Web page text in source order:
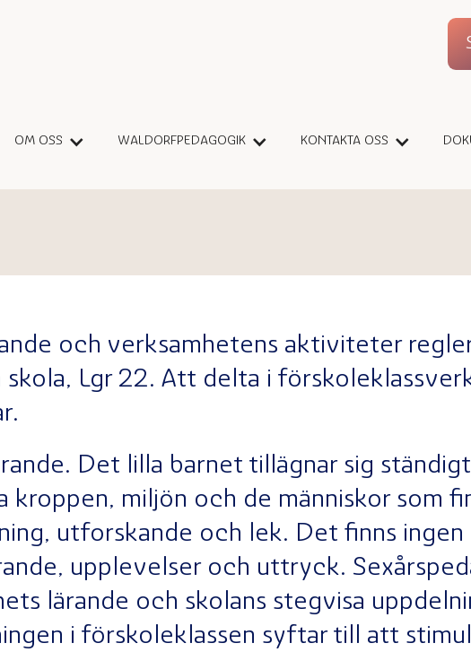
OM OSS WALDORFPEDAGOGIK KONTAKTA OSS
och verksamhetens aktiviteter
Lgr 22. Att delta i
Det lilla barnet tillägnar sig
miljön och de människor som
utforskande och lek. Det finns ingen
upplevelser och uttryck.
lärande och skolans stegvisa
i förskoleklassen syftar till att